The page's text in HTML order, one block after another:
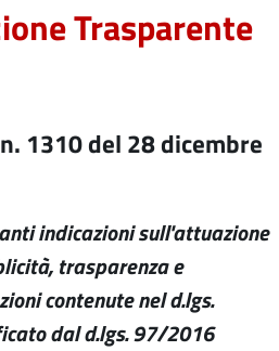
Trasparente
1310 del 28 dicembre
indicazioni sull'attuazione
trasparenza e
contenute nel d.lgs.
dal d.lgs. 97/2016